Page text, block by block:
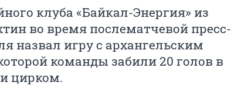
клуба «Байкал-Энергия» из
во время послематчевой пресс-
назвал игру с архангельским
команды забили 20 голов в
цирком.